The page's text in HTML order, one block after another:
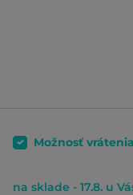
Možnosť
na sklade - 17.8. u